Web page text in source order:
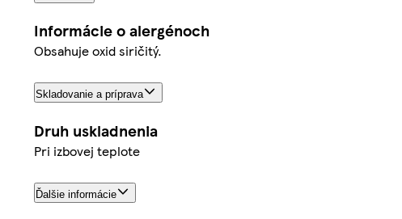
Informácie o alergénoch
Obsahuje oxid siričitý.
Skladovanie a príprava
Druh uskladnenia
Pri izbovej teplote
Ďalšie informácie